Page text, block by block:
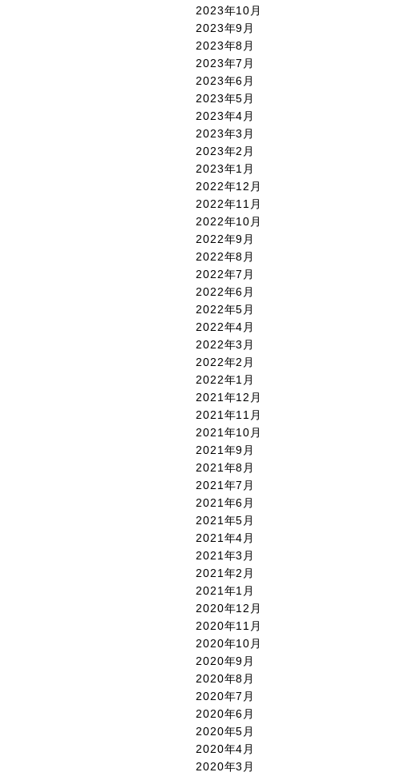
2023年10月
2023年9月
2023年8月
2023年7月
2023年6月
2023年5月
2023年4月
2023年3月
2023年2月
2023年1月
2022年12月
2022年11月
2022年10月
2022年9月
2022年8月
2022年7月
2022年6月
2022年5月
2022年4月
2022年3月
2022年2月
2022年1月
2021年12月
2021年11月
2021年10月
2021年9月
2021年8月
2021年7月
2021年6月
2021年5月
2021年4月
2021年3月
2021年2月
2021年1月
2020年12月
2020年11月
2020年10月
2020年9月
2020年8月
2020年7月
2020年6月
2020年5月
2020年4月
2020年3月